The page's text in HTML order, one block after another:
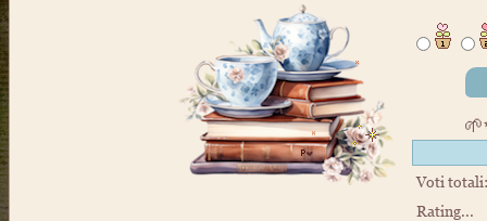
🌱
Voti totali:
Rating...